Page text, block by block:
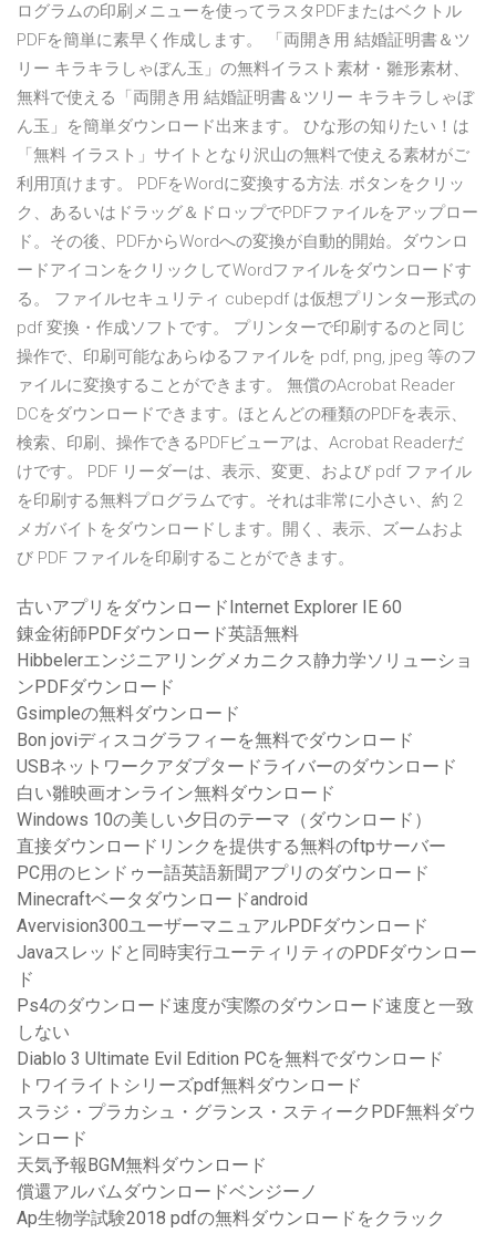
ログラムの印刷メニューを使ってラスタPDFまたはベクトル
PDFを簡単に素早く作成します。 「両開き用 結婚証明書＆ツ
リー キラキラしゃぼん玉」の無料イラスト素材・雛形素材、
無料で使える「両開き用 結婚証明書＆ツリー キラキラしゃぼ
ん玉」を簡単ダウンロード出来ます。 ひな形の知りたい！は
「無料 イラスト」サイトとなり沢山の無料で使える素材がご
利用頂けます。 PDFをWordに変換する方法. ボタンをクリッ
ク、あるいはドラッグ＆ドロップでPDFファイルをアップロー
ド。その後、PDFからWordへの変換が自動的開始。ダウンロ
ードアイコンをクリックしてWordファイルをダウンロードす
る。 ファイルセキュリティ cubepdf は仮想プリンター形式の
pdf 変換・作成ソフトです。 プリンターで印刷するのと同じ
操作で、印刷可能なあらゆるファイルを pdf, png, jpeg 等のフ
ァイルに変換することができます。 無償のAcrobat Reader
DCをダウンロードできます。ほとんどの種類のPDFを表示、
検索、印刷、操作できるPDFビューアは、Acrobat Readerだ
けです。 PDF リーダーは、表示、変更、および pdf ファイル
を印刷する無料プログラムです。それは非常に小さい、約 2
メガバイトをダウンロードします。開く、表示、ズームおよ
び PDF ファイルを印刷することができます。
古いアプリをダウンロードInternet Explorer IE 60
錬金術師PDFダウンロード英語無料
Hibbelerエンジニアリングメカニクス静力学ソリューショ
ンPDFダウンロード
Gsimpleの無料ダウンロード
Bon joviディスコグラフィーを無料でダウンロード
USBネットワークアダプタードライバーのダウンロード
白い雛映画オンライン無料ダウンロード
Windows 10の美しい夕日のテーマ（ダウンロード）
直接ダウンロードリンクを提供する無料のftpサーバー
PC用のヒンドゥー語英語新聞アプリのダウンロード
Minecraftベータダウンロードandroid
Avervision300ユーザーマニュアルPDFダウンロード
Javaスレッドと同時実行ユーティリティのPDFダウンロー
ド
Ps4のダウンロード速度が実際のダウンロード速度と一致
しない
Diablo 3 Ultimate Evil Edition PCを無料でダウンロード
トワイライトシリーズpdf無料ダウンロード
スラジ・プラカシュ・グランス・スティークPDF無料ダウ
ンロード
天気予報BGM無料ダウンロード
償還アルバムダウンロードベンジーノ
Ap生物学試験2018 pdfの無料ダウンロードをクラック